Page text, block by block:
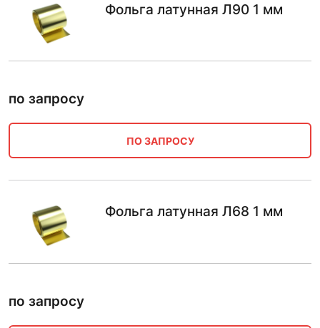
Фольга латунная Л90 1 мм
по запросу
ПО ЗАПРОСУ
Фольга латунная Л68 1 мм
по запросу